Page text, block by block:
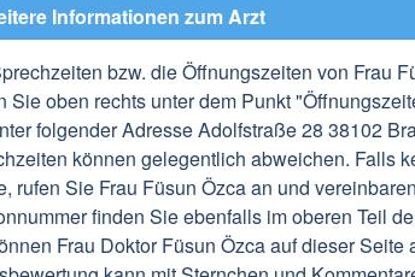
Informationen zum Arzt
bzw. die Öffnungszeiten von Frau
Sie oben rechts unter dem Punkt
folgender Adresse Adolfstraße 28 38102
können gelegentlich abweichen. Falls
rufen Sie Frau Füsun Özca an und
finden Sie ebenfalls im oberen Teil
Frau Doktor Füsun Özca auf dieser